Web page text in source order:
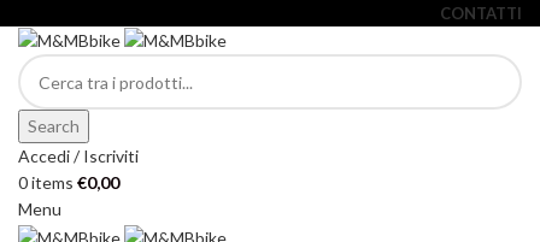
CONTATTI
Search
Accedi / Iscriviti
0items €0,00
Menu